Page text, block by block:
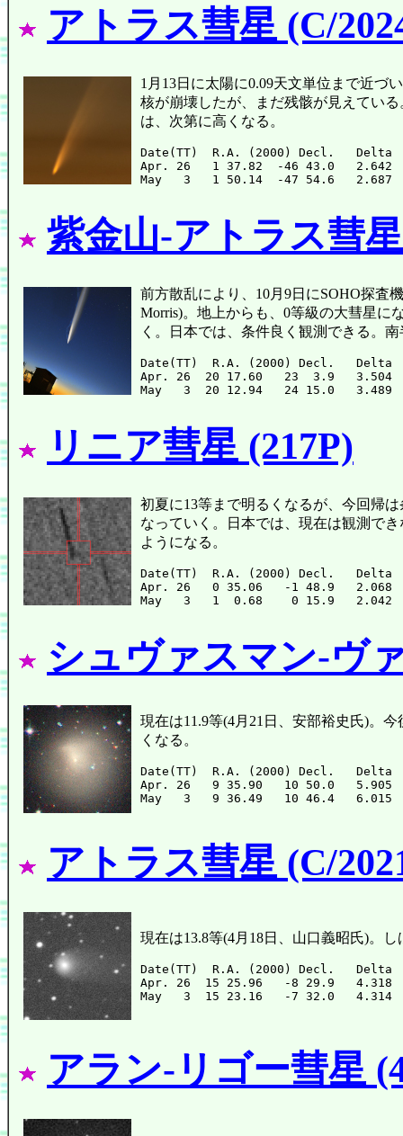
アトラス彗星 (C/
1月13日に太陽に0.09天文単位まで近づ
核が崩壊したが、まだ残骸が見えてい
は、次第に高くなる。
Date(TT)  R.A. (2000) Decl.
Apr. 26   1 37.82  -46 43.0
紫金山-アトラス彗
前方散乱により、10月9日にSOHO探査
Morris)。地上からも、0等級の大彗星に
く。日本では、条件良く観測できる。
Date(TT)  R.A. (2000) Decl.
Apr. 26  20 17.60   23  3.9
リニア彗星 (217P)
初夏に13等まで明るくなるが、今回帰
なっていく。日本では、現在は観測で
ようになる。
Date(TT)  R.A. (2000) Decl.
Apr. 26   0 35.06   -1 48.9
シュヴァスマン-ヴ
現在は11.9等(4月21日、安部裕史氏)。
くなる。
Date(TT)  R.A. (2000) Decl.
Apr. 26   9 35.90   10 50.0
アトラス彗星 (C/
現在は13.8等(4月18日、山口義昭氏)。
Date(TT)  R.A. (2000) Decl.
Apr. 26  15 25.96   -8 29.9
アラン-リゴー彗星